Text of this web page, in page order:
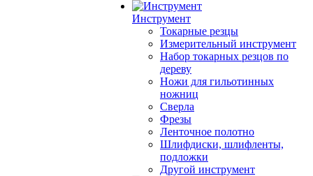
Инструмент
Токарные резцы
Измерительный инструмент
Набор токарных резцов по
дереву
Ножи для гильотинных
ножниц
Сверла
Фрезы
Ленточное полотно
Шлифдиски, шлифленты,
подложки
Другой инструмент